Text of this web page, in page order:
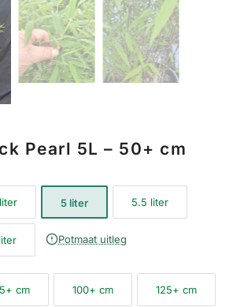
Pearl 5L – 50+ cm
5 liter 5.5 liter
Potmaat uitleg
cm 100+ cm 125+ cm